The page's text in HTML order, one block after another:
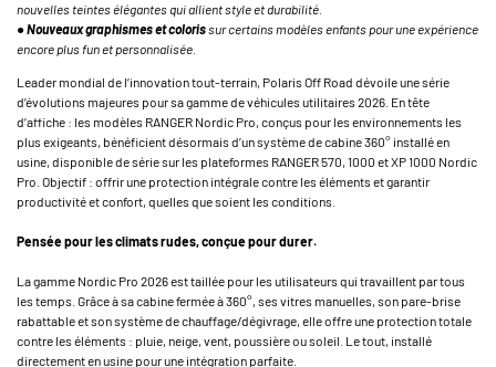
nouvelles teintes élégantes qui allient style et durabilité.
●Nouveaux graphismes et colorissur certains modèles enfants pour une expérience
encore plus fun et personnalisée.
Leader mondial de l’innovation tout-terrain, Polaris Off Road dévoile une série
d’évolutions majeures pour sa gamme de véhicules utilitaires 2026. En tête
d’affiche : les modèles RANGER Nordic Pro, conçus pour les environnements les
plus exigeants, bénéficient désormais d’un système de cabine 360° installé en
usine, disponible de série sur les plateformes RANGER 570, 1000 et XP 1000 Nordic
Pro. Objectif : offrir une protection intégrale contre les éléments et garantir
productivité et confort, quelles que soient les conditions.
Pensée pour les climats rudes, conçue pour durer.
La gamme Nordic Pro 2026 est taillée pour les utilisateurs qui travaillent par tous
les temps. Grâce à sa cabine fermée à 360°, ses vitres manuelles, son pare-brise
rabattable et son système de chauffage/dégivrage, elle offre une protection totale
contre les éléments : pluie, neige, vent, poussière ou soleil. Le tout, installé
directement en usine pour une intégration parfaite.